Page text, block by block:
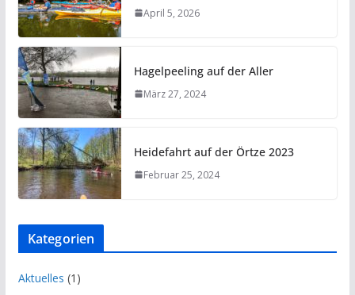
April 5, 2026
Hagelpeeling auf der Aller
März 27, 2024
Heidefahrt auf der Örtze 2023
Februar 25, 2024
Kategorien
Aktuelles (1)